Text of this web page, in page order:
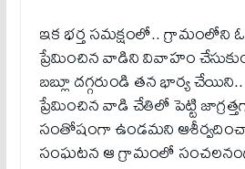
ఇక భర్త సమక్షంలో..
ప్రేమించిన వాడిని వివాహం
బబ్లూ దగ్గరుండి తన భార్య
ప్రేమించిన వాడి చేతిలో పెట్టి
సంతోషంగా ఉండమని
సంఘటన ఆ గ్రామంలో